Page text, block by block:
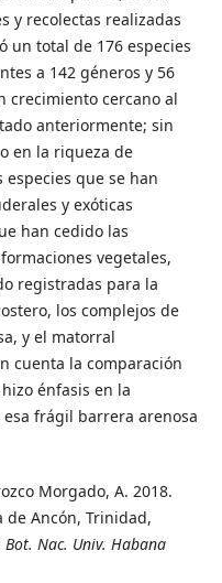
y recolectas realizadas
un total de 176 especies
a 142 géneros y 56
crecimiento cercano al
anteriormente; sin
en la riqueza de
especies que se han
y exóticas
han cedido las
vegetales,
registradas para la
los complejos de
y el matorral
cuenta la comparación
énfasis en la
frágil barrera arenosa
Morgado, A. 2018.
de Ancón, Trinidad,
Bot. Nac. Univ. Habana